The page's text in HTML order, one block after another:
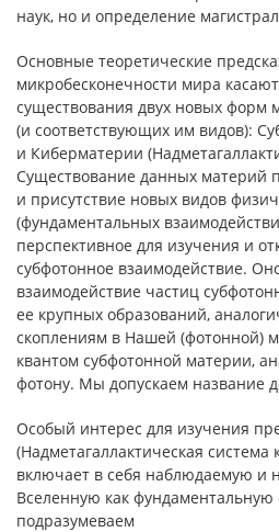
наук, но и определение
Основные теоретические
микробесконечности мира
существования двух новых форм
(и соответствующих им видов):
и Киберматерии
Существование данных материй
и присутствие новых видов
(фундаментальных
перспективное для изучения и
субфотонное взаимодействие.
взаимодействие частиц
ее крупных образований,
скоплениям в Нашей (фотонной)
квантом субфотонной материи,
фотону. Мы допускаем название
Особый интерес для изучения
(Надметагаллактическая система
включает в себя наблюдаемую и
Вселенную как
подразумеваем